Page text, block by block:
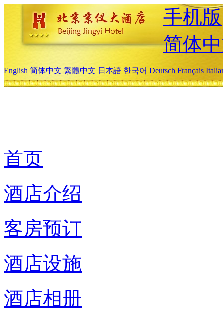
手机版
简体
English 简体中文 繁體中文 日本語 한국어 Deutsch Français
首页
酒店介绍
客房预订
酒店设施
酒店相册